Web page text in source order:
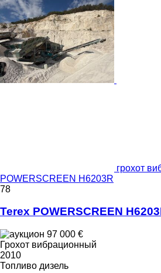
грохот
POWERSCREEN H6203R
78
Terex POWERSCREEN
97 000 €
Грохот вибрационный
2010
Топливо дизель